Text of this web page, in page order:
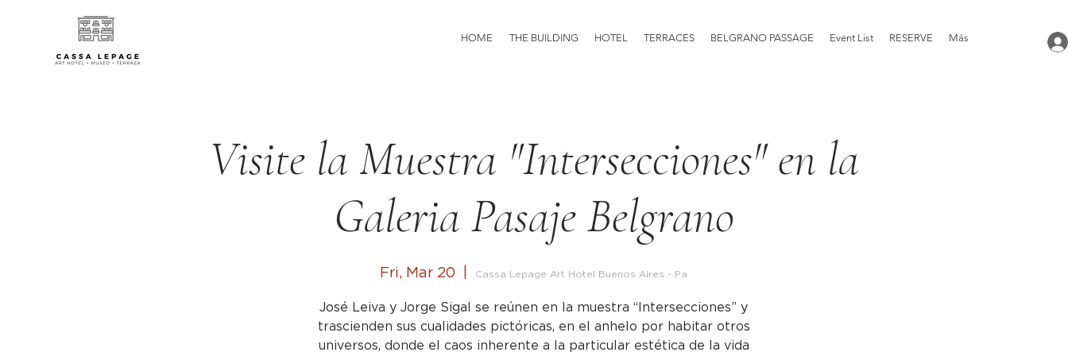
HOME THE BUILDING HOTEL TERRACES BELGRANO PASSAGE Event List RESERVE Más
Visite la Muestra "Intersecciones" en la
Galeria Pasaje Belgrano
Fri, Mar 20 Cassa Lepage Art Hotel Buenos Aires - Pa
José Leiva y Jorge Sigal se reúnen en la muestra “Intersecciones” y
trascienden sus cualidades pictóricas, en el anhelo por habitar otros
universos, donde el caos inherente a la particular estética de la vida